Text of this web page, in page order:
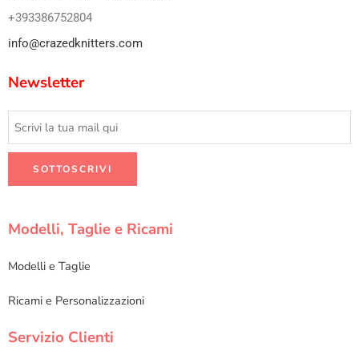
+393386752804
info@crazedknitters.com
Newsletter
Modelli, Taglie e Ricami
Modelli e Taglie
Ricami e Personalizzazioni
Servizio Clienti